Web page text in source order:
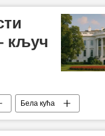
кључ
Бела кућа